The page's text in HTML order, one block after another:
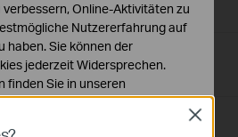
settings in Aginet app
for TP-Link ISP-customizedClose
Online-Aktivitäten zu
Nutzererfahrung auf
haben. Sie können der
jederzeit Widersprechen.
finden Sie in unseren
.